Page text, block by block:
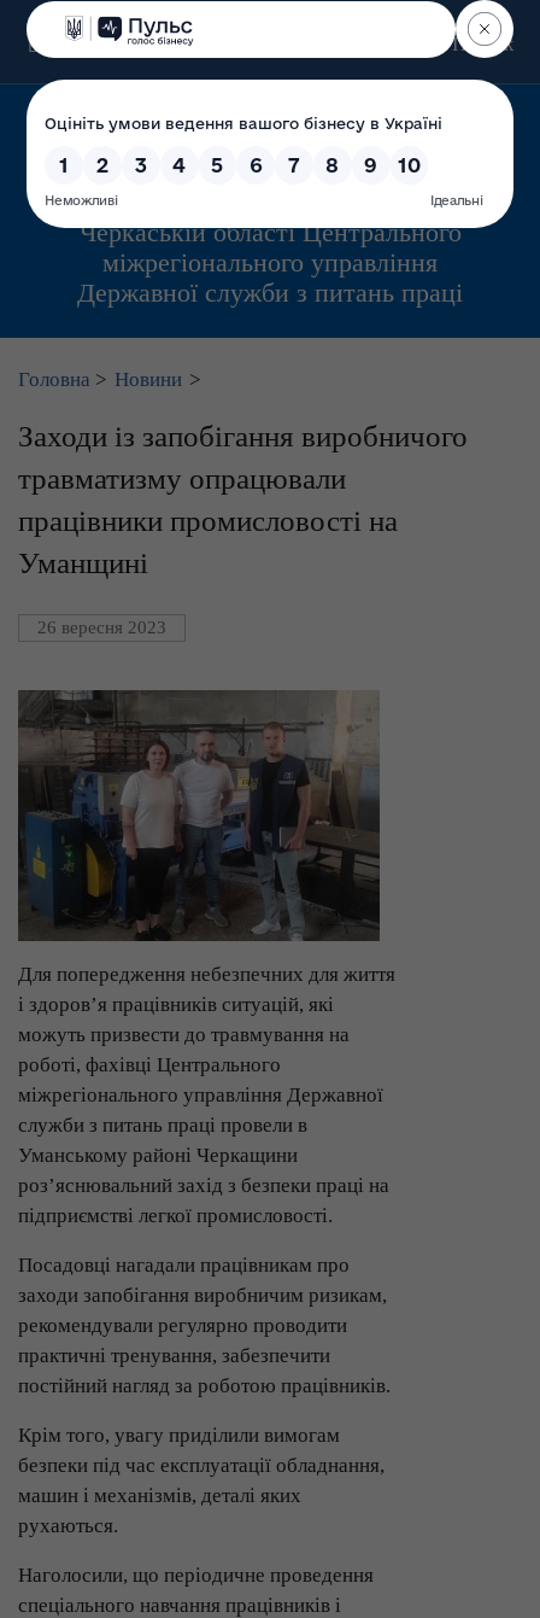
Пошук
Управління інспекційної діяльності у
Черкаській області Центрального
міжрегіонального управління
Державної служби з питань праці
Головна > Новини >
Заходи із запобігання виробничого
травматизму опрацювали
працівники промисловості на
Уманщині
26 вересня 2023
Для попередження небезпечних для життя
і здоров’я працівників ситуацій, які
можуть призвести до травмування на
роботі, фахівці Центрального
міжрегіонального управління Державної
служби з питань праці провели в
Уманському районі Черкащини
роз’яснювальний захід з безпеки праці на
підприємстві легкої промисловості.
Посадовці нагадали працівникам про
заходи запобігання виробничим ризикам,
рекомендували регулярно проводити
практичні тренування, забезпечити
постійний нагляд за роботою працівників.
Крім того, увагу приділили вимогам
безпеки під час експлуатації обладнання,
машин і механізмів, деталі яких
рухаються.
Наголосили, що періодичне проведення
спеціального навчання працівників і